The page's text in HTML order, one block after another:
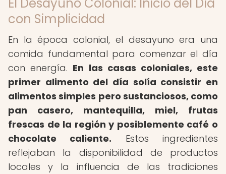
con Simplicidad
En la época colonial, el desayuno era una
comida fundamental para comenzar el día
con energía. En las casas coloniales, este
primer alimento del día solía consistir en
alimentos simples pero sustanciosos, como
pan casero, mantequilla, miel, frutas
frescas de la región y posiblemente café o
chocolate caliente. Estos ingredientes
reflejaban la disponibilidad de productos
locales y la influencia de las tradiciones